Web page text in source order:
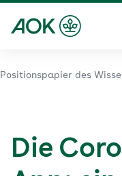
Positionspapier des
Die